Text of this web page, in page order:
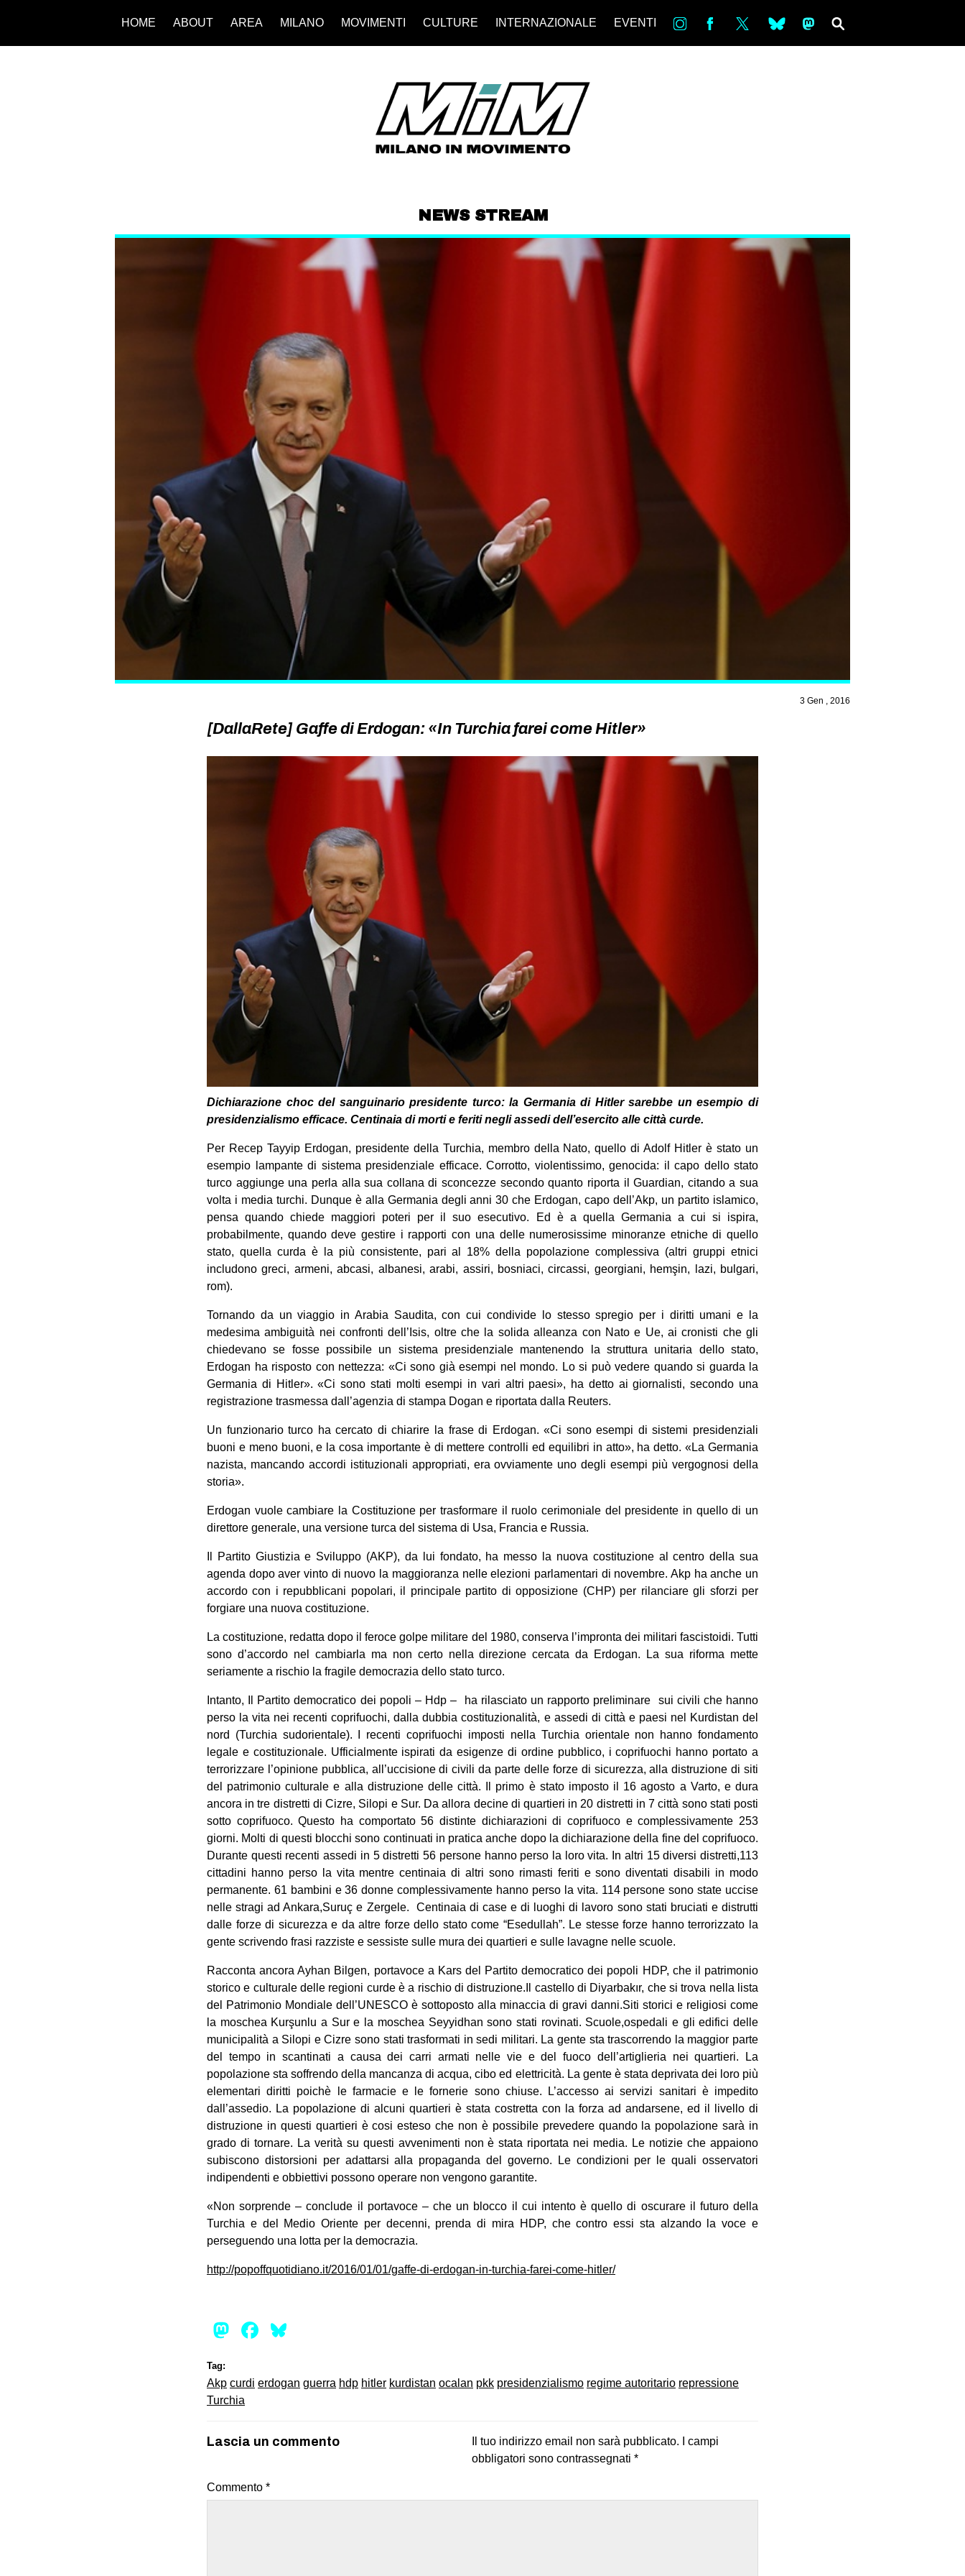
HOME ABOUT AREA MILANO MOVIMENTI CULTURE INTERNAZIONALE EVENTI in bsky ms
NEWS STREAM
3 Gen , 2016
[DallaRete] Gaffe di Erdogan: «In Turchia farei come Hitler»
Dichiarazione choc del sanguinario presidente turco: la Germania di Hitler sarebbe un esempio di
presidenzialismo efficace. Centinaia di morti e feriti negli assedi dell’esercito alle città curde.
Per Recep Tayyip Erdogan, presidente della Turchia, membro della Nato, quello di Adolf Hitler è stato un
esempio lampante di sistema presidenziale efficace. Corrotto, violentissimo, genocida: il capo dello stato
turco aggiunge una perla alla sua collana di sconcezze secondo quanto riporta il Guardian, citando a sua
volta i media turchi. Dunque è alla Germania degli anni 30 che Erdogan, capo dell’Akp, un partito islamico,
pensa quando chiede maggiori poteri per il suo esecutivo. Ed è a quella Germania a cui si ispira,
probabilmente, quando deve gestire i rapporti con una delle numerosissime minoranze etniche di quello
stato, quella curda è la più consistente, pari al 18% della popolazione complessiva (altri gruppi etnici
includono greci, armeni, abcasi, albanesi, arabi, assiri, bosniaci, circassi, georgiani, hemşin, lazi, bulgari,
rom).
Tornando da un viaggio in Arabia Saudita, con cui condivide lo stesso spregio per i diritti umani e la
medesima ambiguità nei confronti dell’Isis, oltre che la solida alleanza con Nato e Ue, ai cronisti che gli
chiedevano se fosse possibile un sistema presidenziale mantenendo la struttura unitaria dello stato,
Erdogan ha risposto con nettezza: «Ci sono già esempi nel mondo. Lo si può vedere quando si guarda la
Germania di Hitler». «Ci sono stati molti esempi in vari altri paesi», ha detto ai giornalisti, secondo una
registrazione trasmessa dall’agenzia di stampa Dogan e riportata dalla Reuters.
Un funzionario turco ha cercato di chiarire la frase di Erdogan. «Ci sono esempi di sistemi presidenziali
buoni e meno buoni, e la cosa importante è di mettere controlli ed equilibri in atto», ha detto. «La Germania
nazista, mancando accordi istituzionali appropriati, era ovviamente uno degli esempi più vergognosi della
storia».
Erdogan vuole cambiare la Costituzione per trasformare il ruolo cerimoniale del presidente in quello di un
direttore generale, una versione turca del sistema di Usa, Francia e Russia.
Il Partito Giustizia e Sviluppo (AKP), da lui fondato, ha messo la nuova costituzione al centro della sua
agenda dopo aver vinto di nuovo la maggioranza nelle elezioni parlamentari di novembre. Akp ha anche un
accordo con i repubblicani popolari, il principale partito di opposizione (CHP) per rilanciare gli sforzi per
forgiare una nuova costituzione.
La costituzione, redatta dopo il feroce golpe militare del 1980, conserva l’impronta dei militari fascistoidi. Tutti
sono d’accordo nel cambiarla ma non certo nella direzione cercata da Erdogan. La sua riforma mette
seriamente a rischio la fragile democrazia dello stato turco.
Intanto, Il Partito democratico dei popoli – Hdp – ha rilasciato un rapporto preliminare sui civili che hanno
perso la vita nei recenti coprifuochi, dalla dubbia costituzionalità, e assedi di città e paesi nel Kurdistan del
nord (Turchia sudorientale). I recenti coprifuochi imposti nella Turchia orientale non hanno fondamento
legale e costituzionale. Ufficialmente ispirati da esigenze di ordine pubblico, i coprifuochi hanno portato a
terrorizzare l’opinione pubblica, all’uccisione di civili da parte delle forze di sicurezza, alla distruzione di siti
del patrimonio culturale e alla distruzione delle città. Il primo è stato imposto il 16 agosto a Varto, e dura
ancora in tre distretti di Cizre, Silopi e Sur. Da allora decine di quartieri in 20 distretti in 7 città sono stati posti
sotto coprifuoco. Questo ha comportato 56 distinte dichiarazioni di coprifuoco e complessivamente 253
giorni. Molti di questi blocchi sono continuati in pratica anche dopo la dichiarazione della fine del coprifuoco.
Durante questi recenti assedi in 5 distretti 56 persone hanno perso la loro vita. In altri 15 diversi distretti,113
cittadini hanno perso la vita mentre centinaia di altri sono rimasti feriti e sono diventati disabili in modo
permanente. 61 bambini e 36 donne complessivamente hanno perso la vita. 114 persone sono state uccise
nelle stragi ad Ankara,Suruç e Zergele. Centinaia di case e di luoghi di lavoro sono stati bruciati e distrutti
dalle forze di sicurezza e da altre forze dello stato come “Esedullah”. Le stesse forze hanno terrorizzato la
gente scrivendo frasi razziste e sessiste sulle mura dei quartieri e sulle lavagne nelle scuole.
Racconta ancora Ayhan Bilgen, portavoce a Kars del Partito democratico dei popoli HDP, che il patrimonio
storico e culturale delle regioni curde è a rischio di distruzione.Il castello di Diyarbakır, che si trova nella lista
del Patrimonio Mondiale dell’UNESCO è sottoposto alla minaccia di gravi danni.Siti storici e religiosi come
la moschea Kurşunlu a Sur e la moschea Seyyidhan sono stati rovinati. Scuole,ospedali e gli edifici delle
municipalità a Silopi e Cizre sono stati trasformati in sedi militari. La gente sta trascorrendo la maggior parte
del tempo in scantinati a causa dei carri armati nelle vie e del fuoco dell’artiglieria nei quartieri. La
popolazione sta soffrendo della mancanza di acqua, cibo ed elettricità. La gente è stata deprivata dei loro più
elementari diritti poichè le farmacie e le fornerie sono chiuse. L’accesso ai servizi sanitari è impedito
dall’assedio. La popolazione di alcuni quartieri è stata costretta con la forza ad andarsene, ed il livello di
distruzione in questi quartieri è cosi esteso che non è possibile prevedere quando la popolazione sarà in
grado di tornare. La verità su questi avvenimenti non è stata riportata nei media. Le notizie che appaiono
subiscono distorsioni per adattarsi alla propaganda del governo. Le condizioni per le quali osservatori
indipendenti e obbiettivi possono operare non vengono garantite.
«Non sorprende – conclude il portavoce – che un blocco il cui intento è quello di oscurare il futuro della
Turchia e del Medio Oriente per decenni, prenda di mira HDP, che contro essi sta alzando la voce e
perseguendo una lotta per la democrazia.
http://popoffquotidiano.it/2016/01/01/gaffe-di-erdogan-in-turchia-farei-come-hitler/
Mastodon
Facebook
Tag:
Akp curdi erdogan guerra hdp hitler kurdistan ocalan pkk presidenzialismo regime autoritario repressione
Turchia
Lascia un commento Il tuo indirizzo email non sarà pubblicato.
I campi
obbligatori sono contrassegnati *
Commento *